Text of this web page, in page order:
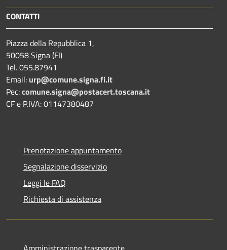
CONTATTI
Piazza della Repubblica 1,
50058 Signa (FI)
Tel. 055.87941
Email: urp@comune.signa.fi.it
Pec:comune.signa@postacert.toscana.it
CF e P.IVA: 01147380487
Prenotazione appuntamento
Segnalazione disservizio
Leggi le FAQ
Richiesta di assistenza